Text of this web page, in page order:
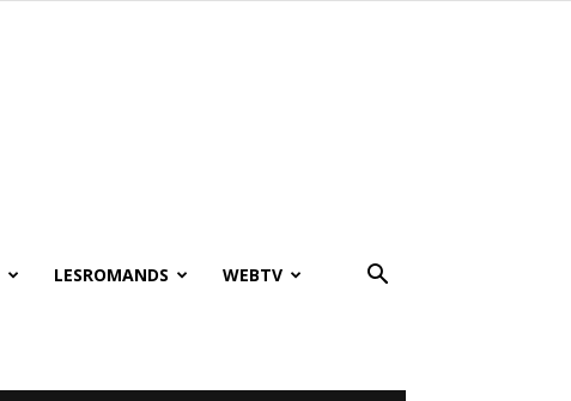
LESROMANDS WEBTV